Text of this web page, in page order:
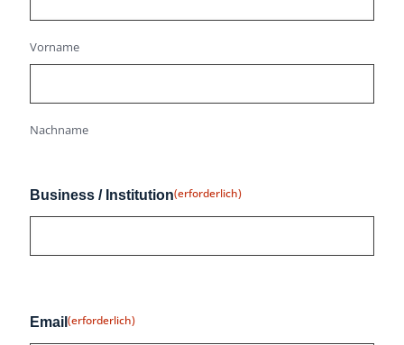
Vorname
Nachname
Business / Institution(erforderlich)
Email (erforderlich)